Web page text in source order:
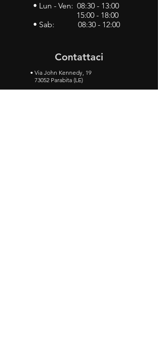
• Lun - Ven: 08:30 - 13:00
15:00 - 18:00
• Sab: 08:30 - 12:00
Contattaci
• Via John Kennedy, 19
73052 Parabita (LE)